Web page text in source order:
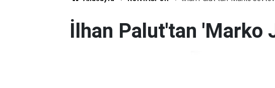
İlhan Palut'tan 'Marko